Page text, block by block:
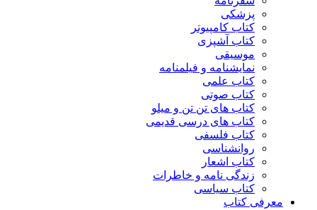
پزشکی
کتاب کامپیوتر
کتاب آشپزی
موسیقی
نمایشنامه و فیلمنامه
کتاب علمی
کتاب صوتی
کتاب های تن تن و میلو
کتاب های درسی قدیمی
کتاب فلسفی
روانشناسی
کتاب اشعار
زندگی نامه و خاطرات
کتاب سیاسی
معرفی کتاب